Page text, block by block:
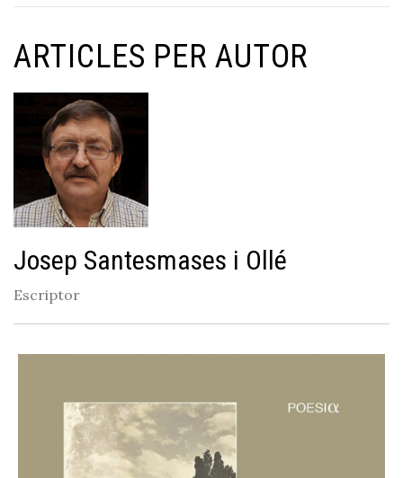
ARTICLES PER AUTOR
Josep Santesmases i Ollé
Escriptor